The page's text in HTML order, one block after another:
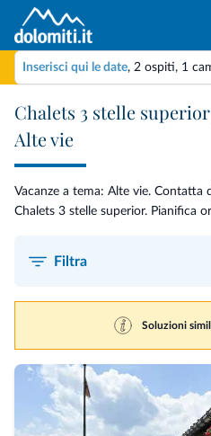
Inserisci qui le date, 2 ospiti, 1
Chalets 3 stelle
Alte vie
Vacanze a tema: Alte vie.
Chalets 3 stelle superior. Pianifica
Filtra
Soluzioni